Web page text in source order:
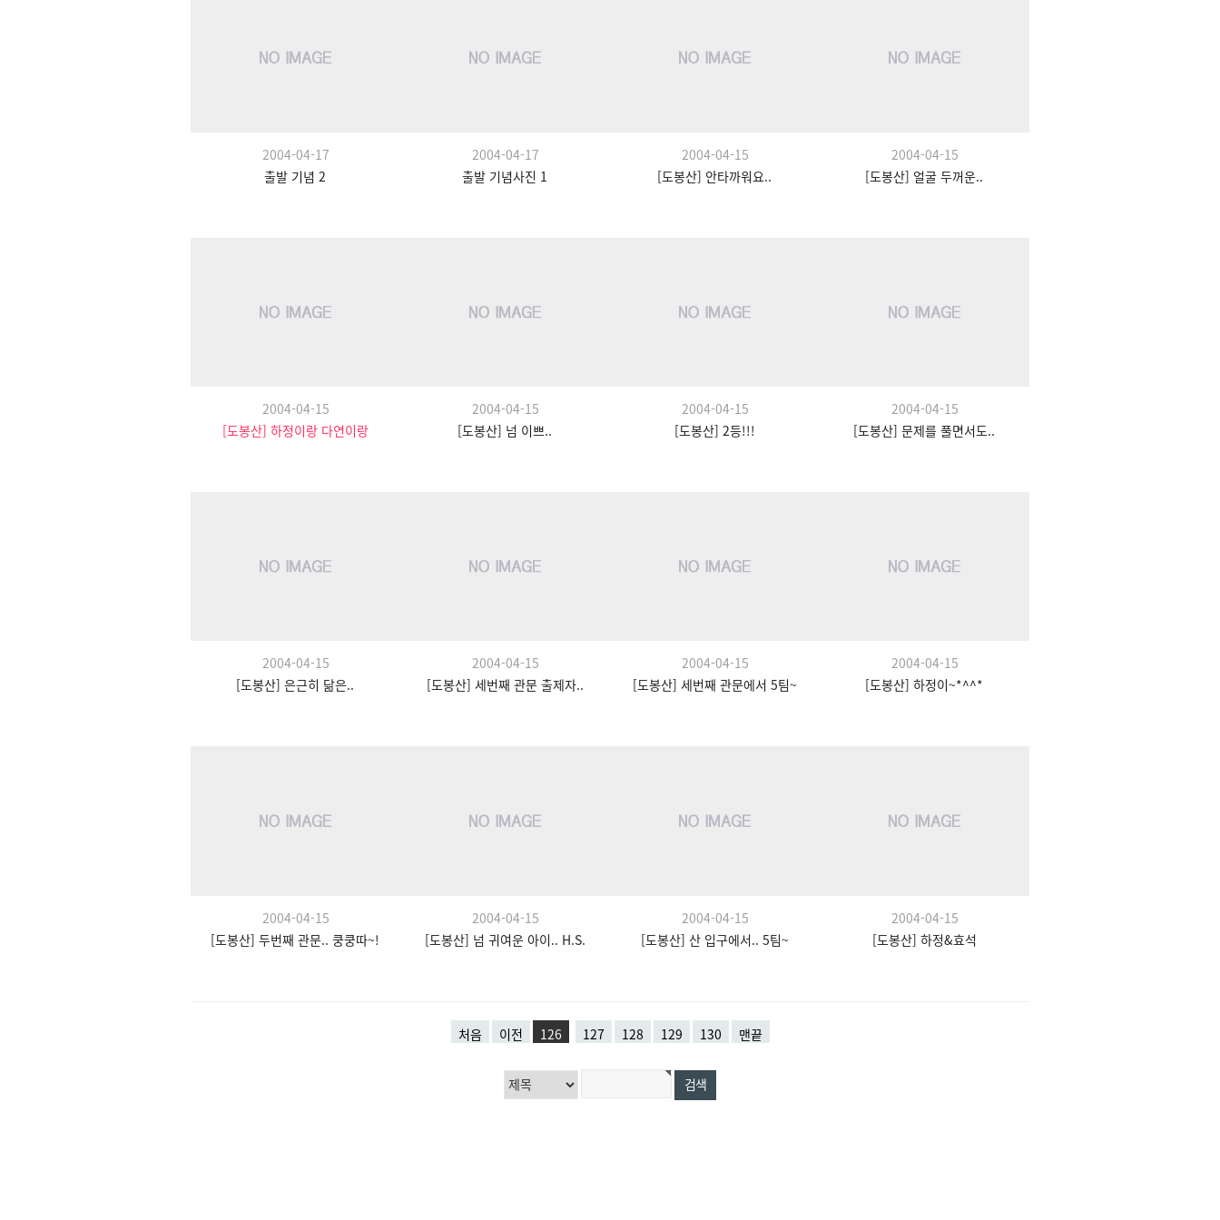
2004-04-17
출발 기념 2
2004-04-17
출발 기념사진 1
2004-04-15
[도봉산] 안타까워요..
2004-04-15
[도봉산] 얼굴 두꺼운..
2004-04-15
[도봉산] 하정이랑 다연이랑
2004-04-15
[도봉산] 넘 이쁘..
2004-04-15
[도봉산] 2등!!!
2004-04-15
[도봉산] 문제를 풀면서도..
2004-04-15
[도봉산] 은근히 닮은..
2004-04-15
[도봉산] 세번째 관문 출제자..
2004-04-15
[도봉산] 세번째 관문에서 5팀~
2004-04-15
[도봉산] 하정이~*^^*
2004-04-15
[도봉산] 두번째 관문.. 쿵쿵따~!
2004-04-15
[도봉산] 넘 귀여운 아이.. H.S.
2004-04-15
[도봉산] 산 입구에서.. 5팀~
2004-04-15
[도봉산] 하정&효석
처음 이전 126 127 128 129 130 맨끝